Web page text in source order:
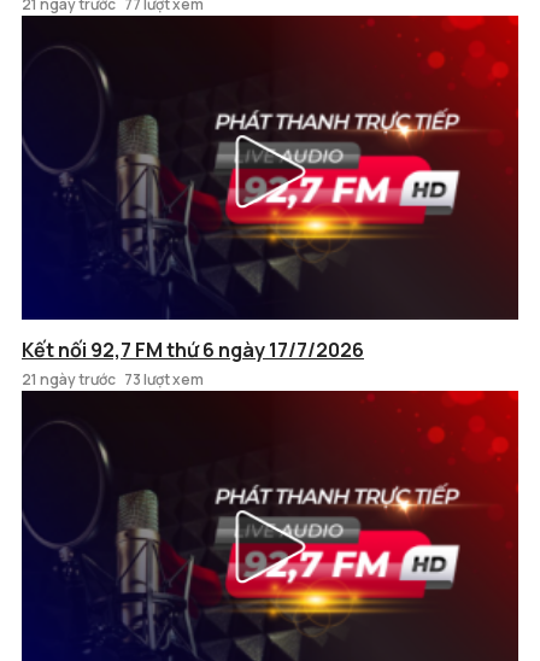
21 ngày trước 77 lượt xem
Kết nối 92,7 FM thứ 6 ngày 17/7/2026
21 ngày trước 73 lượt xem